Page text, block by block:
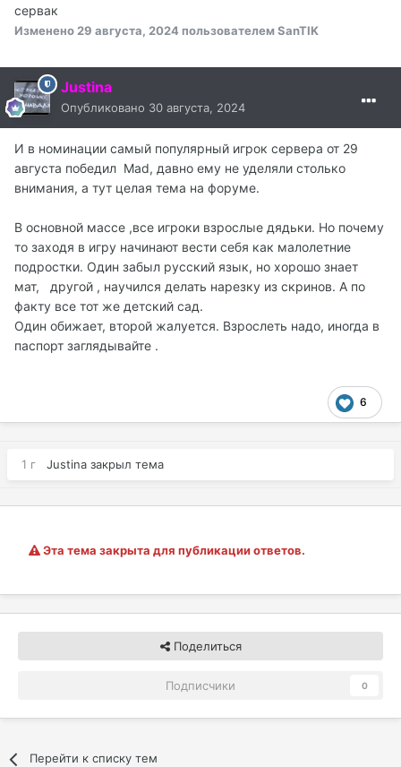
сервак
Изменено 29 августа, 2024пользователем SanTIK
Justina
Опубликовано 30 августа, 2024
И в номинации самый популярный игрок сервера от 29
августа победил Mad, давно ему не уделяли столько
внимания, а тут целая тема на форуме.
В основной массе ,все игроки взрослые дядьки. Но почему
то заходя в игру начинают вести себя как малолетние
подростки. Один забыл русский язык, но хорошо знает
мат, другой , научился делать нарезку из скринов. А по
факту все тот же детский сад.
Один обижает, второй жалуется. Взрослеть надо, иногда в
паспорт заглядывайте .
6
1 г Justina закрыл тема
Эта тема закрыта для публикации ответов.
Поделиться
Подписчики 0
Перейти к списку тем